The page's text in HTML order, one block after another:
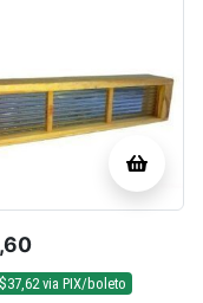
37,62 via PIX/boleto